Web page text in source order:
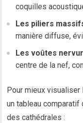
coquilles
Les piliers
manière diffuse,
Les voûtes
centre de la nef,
Pour mieux
un tableau
des cathédrales :